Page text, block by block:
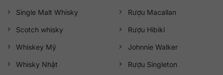
Single Malt Whisky
Scotch whisky
Whiskey Mỹ
Whisky Nhật
Rượu Macallan
Rượu Hibiki
Johnnie Walker
Rượu Singleton